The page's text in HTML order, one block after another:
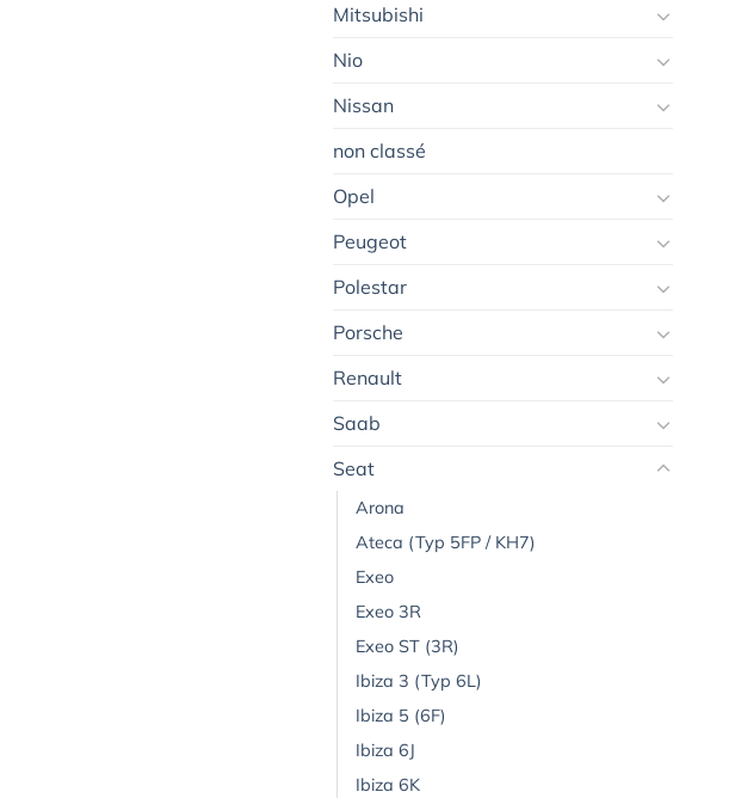
Mitsubishi
Nio
Nissan
non classé
Opel
Peugeot
Polestar
Porsche
Renault
Saab
Seat
Arona
Ateca (Typ 5FP / KH7)
Exeo
Exeo 3R
Exeo ST (3R)
Ibiza 3 (Typ 6L)
Ibiza 5 (6F)
Ibiza 6J
Ibiza 6K